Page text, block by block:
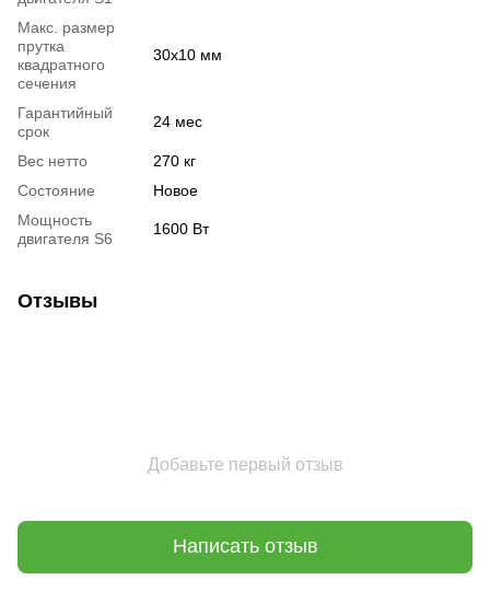
Макс. размер
прутка
квадратного
сечения
30x10 мм
Гарантийный
срок
24 мес
Вес нетто
270 кг
Состояние
Новое
Мощность
двигателя S6
1600 Вт
Отзывы
Добавьте первый отзыв
Написать отзыв